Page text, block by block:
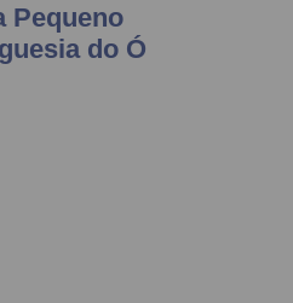
Pequeno
do Ó